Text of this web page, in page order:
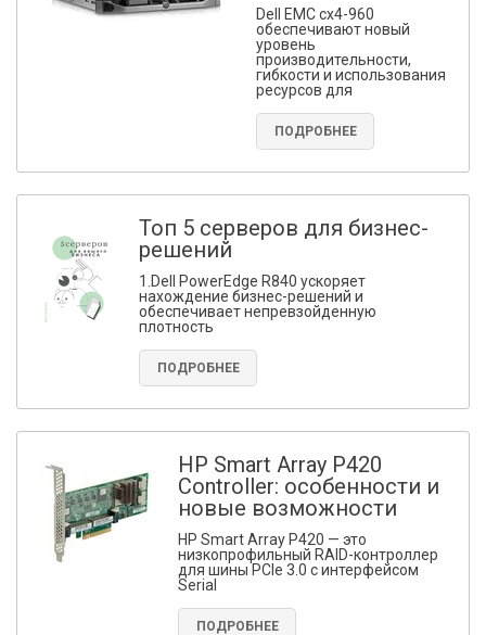
Dell EMC cx4-960
обеспечивают новый
уровень
производительности,
гибкости и использования
ресурсов для
ПОДРОБНЕЕ
Топ 5 серверов для бизнес-
решений
1.Dell PowerEdge R840 ускоряет
нахождение бизнес-решений и
обеспечивает непревзойденную
плотность
ПОДРОБНЕЕ
HP Smart Array P420
Controller: особенности и
новые возможности
HP Smart Array P420 — это
низкопрофильный RAID-контроллер
для шины PCIe 3.0 с интерфейсом
Serial
ПОДРОБНЕЕ